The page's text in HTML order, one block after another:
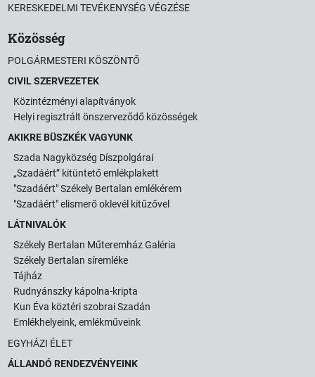
KERESKEDELMI TEVÉKENYSÉG VÉGZÉSE
Közösség
POLGÁRMESTERI KÖSZÖNTŐ
CIVIL SZERVEZETEK
Közintézményi alapítványok
Helyi regisztrált önszerveződő közösségek
AKIKRE BÜSZKÉK VAGYUNK
Szada Nagyközség Díszpolgárai
„Szadáért” kitüntető emlékplakett
"Szadáért" Székely Bertalan emlékérem
"Szadáért" elismerő oklevél kitűzővel
LÁTNIVALÓK
Székely Bertalan Műteremház Galéria
Székely Bertalan síremléke
Tájház
Rudnyánszky kápolna-kripta
Kun Éva köztéri szobrai Szadán
Emlékhelyeink, emlékműveink
EGYHÁZI ÉLET
ÁLLANDÓ RENDEZVÉNYEINK